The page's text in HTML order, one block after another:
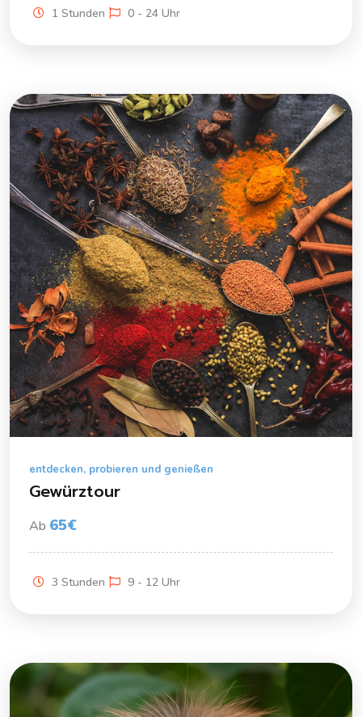
1 Stunden 0 - 24 Uhr
entdecken, probieren und genießen
Gewürztour
Ab 65€
3 Stunden 9 - 12 Uhr